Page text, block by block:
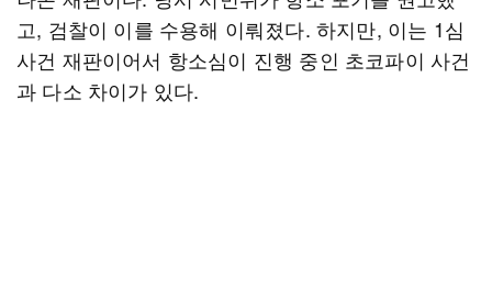
고, 검찰이 이를 수용해 이뤄졌다. 하지만, 이는 1심
사건 재판이어서 항소심이 진행 중인 초코파이 사건
과 다소 차이가 있다.